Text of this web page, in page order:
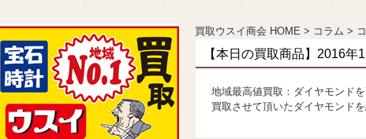
買取ウスイ商会 HOME コラム
【本日の買取商品】2016年
地域最高値買取：ダイヤモンド
買取させて頂いたダイヤモンド